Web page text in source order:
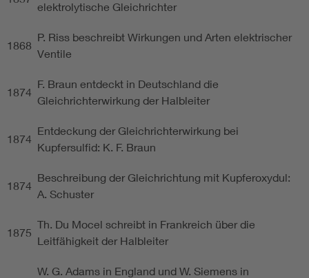
elektrolytische Gleichrichter
1868
P. Riss beschreibt Wirkungen und Arten elektrischer
Ventile
1874
F. Braun entdeckt in Deutschland die
Gleichrichterwirkung der Halbleiter
1874
Entdeckung der Gleichrichterwirkung bei
Kupfersulfid: K. F. Braun
1874
Beschreibung der Gleichrichtung mit Kupferoxydul:
A. Schuster
1875
Th. Du Mocel schreibt in Frankreich über die
Leitfähigkeit der Halbleiter
W. G. Adams in England und W. Siemens in